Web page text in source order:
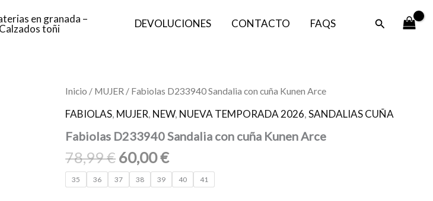
DEVOLUCIONES CONTACTO FAQS Buscar
Inicio / MUJER / Fabiolas D233940 Sandalia con cuña Kunen Arce
FABIOLAS, MUJER, NEW, NUEVA TEMPORADA 2026,SANDALIAS CUÑA
Fabiolas D233940 Sandalia con cuña Kunen Arce
78,99€
El
precio
original
era:
78,99 €.
60,00€
El
precio
actual
es:
60,00 €.
35 36 37 38 39 40 41
Fabiolas
Sandalia
cuña
Arce
cantidad